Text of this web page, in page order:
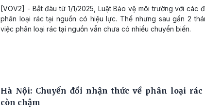
[VOV2] - Bắt đàu từ 1/1/2025, Luật Bảo vệ môi trường với các
phân loại rác tại nguồn có hiệu lực. Thế nhưng sau gần 2
việc phân loại rác tại nguồn vẫn chưa có nhiều chuyển biến.
Hà Nội: Chuyển đổi nhận thức về phân loại
còn chậm